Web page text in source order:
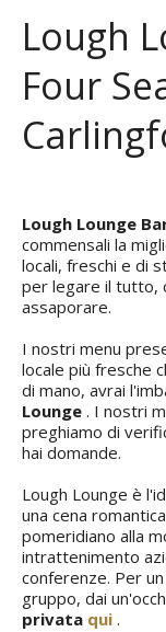
Lough
Four
Lough Lounge
commensali la
locali, freschi e di
per legare il tutto,
assaporare.
I nostri menu
locale più fresche
di mano, avrai
Lounge . I nostri
preghiamo di
hai domande.
Lough Lounge è
una cena
pomeridiano alla
intrattenimento
conferenze. Per
gruppo, dai
privata qui .